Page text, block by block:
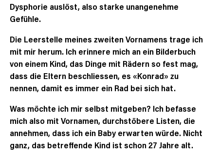
Dysphorie auslöst, also starke unangenehme
Gefühle.
Die Leerstelle meines zweiten Vornamens trage ich
mit mir herum. Ich erinnere mich an ein Bilderbuch
von einem Kind, das Dinge mit Rädern so fest mag,
dass die Eltern beschliessen, es «Konrad» zu
nennen, damit es immer ein Rad bei sich hat.
Was möchte ich mir selbst mitgeben? Ich befasse
mich also mit Vornamen, durchstöbere Listen, die
annehmen, dass ich ein Baby erwarten würde. Nicht
ganz, das betreffende Kind ist schon 27 Jahre alt.